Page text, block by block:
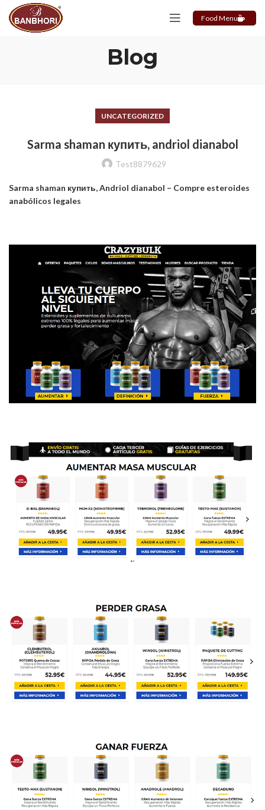
Food Menu
Blog
UNCATEGORIZED
Sarma shaman купить, andriol dianabol
Test8879629
Sarma shaman купить, Andriol dianabol – Compre esteroides
anabólicos legales